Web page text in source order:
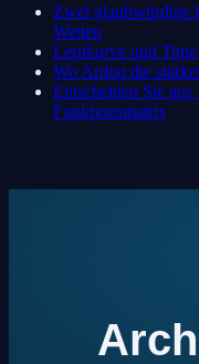
Zwei glaubwürdige
Wetten
Lernkurve und
Wo Ardoq die
Entscheiden Sie
Funktionsmatrix